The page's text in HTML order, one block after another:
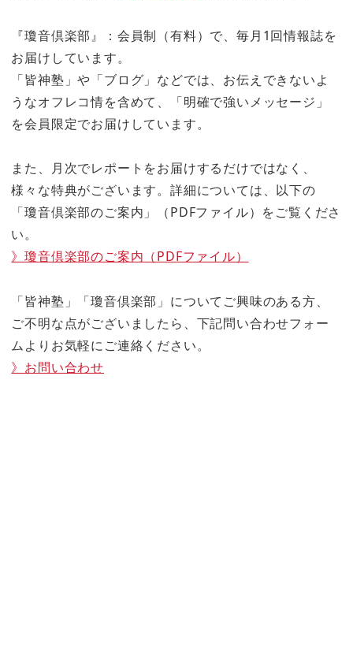
『瓊音倶楽部』：会員制（有料）で、毎月1回情報誌を
お届けしています。
「皆神塾」や「ブログ」などでは、お伝えできないよ
うなオフレコ情を含めて、「明確で強いメッセージ」
を会員限定でお届けしています。
また、月次でレポートをお届けするだけではなく、
様々な特典がございます。詳細については、以下の
「瓊音倶楽部のご案内」（PDFファイル）をご覧くださ
い。
》瓊音倶楽部のご案内（PDFファイル）
「皆神塾」「瓊音倶楽部」についてご興味のある方、
ご不明な点がございましたら、下記問い合わせフォー
ムよりお気軽にご連絡ください。
》お問い合わせ